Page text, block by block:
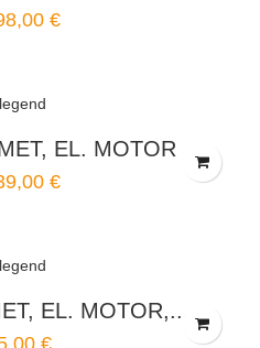
€
EL. MOTOR
€
EL. MOTOR,...
€